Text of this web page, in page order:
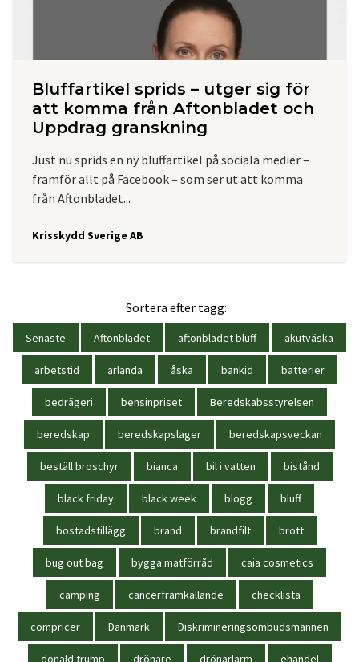
Bluffartikel sprids – utger sig för
att komma från Aftonbladet och
Uppdrag granskning
Just nu sprids en ny bluffartikel på sociala medier –
framför allt på Facebook – som ser ut att komma
från Aftonbladet...
Krisskydd Sverige AB
Sortera efter tagg:
Senaste Aftonbladet aftonbladet bluff akutväska
arbetstid arlanda åska bankid batterier
bedrägeri bensinpriset Beredskabsstyrelsen
beredskap beredskapslager beredskapsveckan
beställ broschyr bianca bil i vatten bistånd
black friday black week blogg bluff
bostadstillägg brand brandfilt brott
bug out bag bygga matförråd caia cosmetics
camping cancerframkallande checklista
compricer Danmark Diskrimineringsombudsmannen
donald trump drönare drönarlarm ehandel